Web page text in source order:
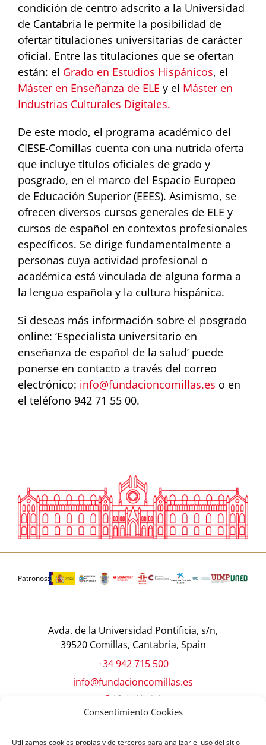
Consentimiento Cookies
Utilizamos cookies propias y de terceros para analizar el uso del sitio
condición de centro adscrito a la Universidad
de Cantabria le permite la posibilidad de
ofertar titulaciones universitarias de carácter
oficial. Entre las titulaciones que se ofertan
están: el Grado en Estudios Hispánicos, el
Máster en Enseñanza de ELE y el Máster en
Industrias Culturales Digitales.
De este modo, el programa académico del
CIESE-Comillas cuenta con una nutrida oferta
que incluye títulos oficiales de grado y
posgrado, en el marco del Espacio Europeo
de Educación Superior (EEES). Asimismo, se
ofrecen diversos cursos generales de ELE y
cursos de español en contextos profesionales
específicos. Se dirige fundamentalmente a
personas cuya actividad profesional o
académica está vinculada de alguna forma a
la lengua española y la cultura hispánica.
Si deseas más información sobre el posgrado
online: ‘Especialista universitario en
enseñanza de español de la salud’ puede
ponerse en contacto a través del correo
electrónico: info@fundacioncomillas.es o en
el teléfono 942 71 55 00.
Patronos:
Avda. de la Universidad Pontificia, s/n,
39520 Comillas, Cantabria, Spain
+34 942 715 500
info@fundacioncomillas.es